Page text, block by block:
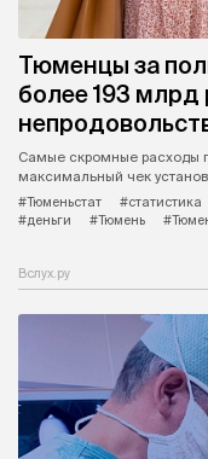
Тюменцы за
более 193 млрд
Самые скромные расходы
максимальный чек
#Тюменьстат
#статистика
#деньги
#Тюмень
Вслух.ру